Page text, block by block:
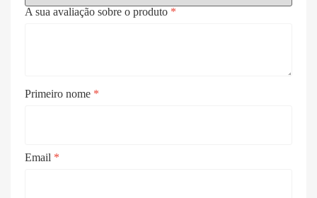
A sua avaliação sobre o produto *
Primeiro nome *
Email *